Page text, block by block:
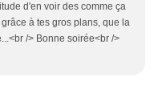
d'en voir des comme ça
à tes gros plans, que la
/> Bonne soirée<br />